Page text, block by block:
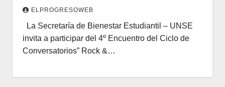
ELPROGRESOWEB
La Secretaría de Bienestar Estudiantil – UNSE
invita a participar del 4º Encuentro del Ciclo de
Conversatorios” Rock &…